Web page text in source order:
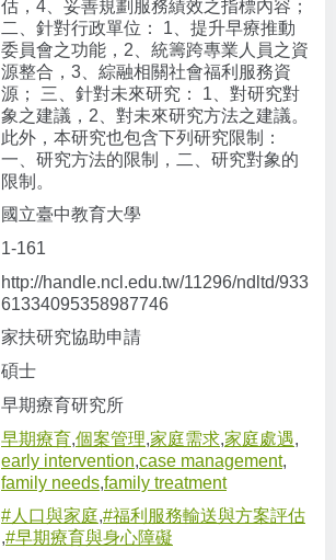
估，4、妥善規劃服務績效之指標內容；
二、針對行政單位： 1、提升早療推動
委員會之功能，2、統籌跨專業人員之資
源整合，3、綜融相關社會福利服務資
源； 三、針對未來研究： 1、對研究對
象之建議，2、對未來研究方法之建議。
此外，本研究也包含下列研究限制：
一、研究方法的限制，二、研究對象的
限制。
國立臺中教育大學
1-161
http://handle.ncl.edu.tw/11296/ndltd/933
61334095358987746
家扶研究協助申請
碩士
早期療育研究所
早期療育,個案管理,家庭需求,家庭處遇,
early intervention,case management,
family needs,family treatment
#人口與家庭,#福利服務輸送與方案評估
,#早期療育與身心障礙